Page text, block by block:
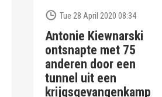
Tue 28 April 2020 08:34
Antonie Kiewnarski
ontsnapte met 75
anderen door een
tunnel uit een
krijgsgevangenkamp